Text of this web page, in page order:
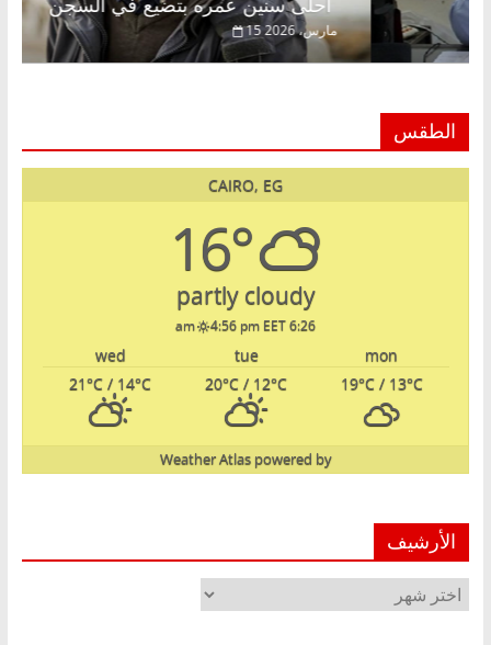
أحلى سنين عمره بتضيع في السجن
15 مارس، 2026
الطقس
CAIRO, EG
16°
partly cloudy
6:26 am
4:56 pm EET
mon
tue
wed
19°C/ 13°C
20°C / 12°C
21°C / 14°C
powered by
Weather Atlas
الأرشيف
الأرشيف